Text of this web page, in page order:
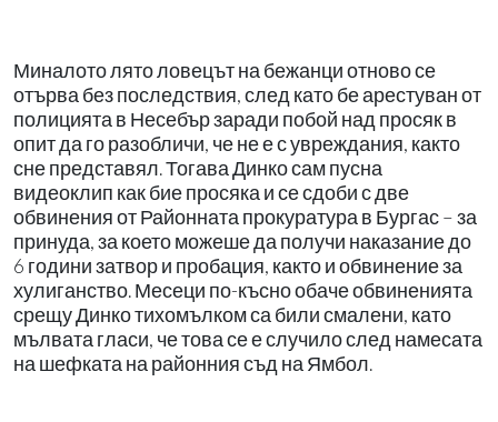
Миналото лято ловецът на бежанци отново се
отърва без последствия, след като бе арестуван от
полицията в Несебър заради побой над просяк в
опит да го разобличи, че не е с увреждания, както
сне представял. Тогава Динко сам пусна
видеоклип как бие просяка и се сдоби с две
обвинения от Районната прокуратура в Бургас – за
принуда, за което можеше да получи наказание до
6 години затвор и пробация, както и обвинение за
хулиганство. Месеци по-късно обаче обвиненията
срещу Динко тихомълком са били смалени, като
мълвата гласи, че това се е случило след намесата
на шефката на районния съд на Ямбол.